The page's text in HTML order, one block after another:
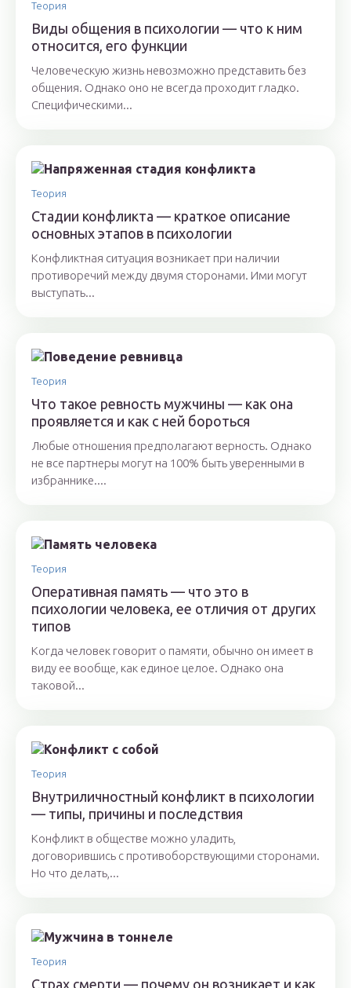
Теория
Виды общения в психологии — что к ним
относится, его функции
Человеческую жизнь невозможно представить без
общения. Однако оно не всегда проходит гладко.
Специфическими...
Теория
Стадии конфликта — краткое описание
основных этапов в психологии
Конфликтная ситуация возникает при наличии
противоречий между двумя сторонами. Ими могут
выступать...
Теория
Что такое ревность мужчины — как она
проявляется и как с ней бороться
Любые отношения предполагают верность. Однако
не все партнеры могут на 100% быть уверенными в
избраннике....
Теория
Оперативная память — что это в
психологии человека, ее отличия от других
типов
Когда человек говорит о памяти, обычно он имеет в
виду ее вообще, как единое целое. Однако она
таковой...
Теория
Внутриличностный конфликт в психологии
— типы, причины и последствия
Конфликт в обществе можно уладить,
договорившись с противоборствующими сторонами.
Но что делать,...
Теория
Cтрах смерти — почему он возникает и как